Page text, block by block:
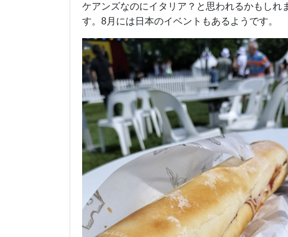
ケアンズなのにイタリア？と思われるかもし
す。8月には日本のイベントもあるようです。